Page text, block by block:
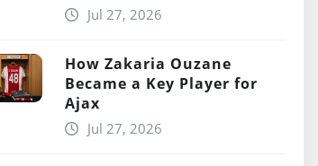
Jul 27, 2026
How Zakaria Ouzane
Became a Key Player for
Ajax
Jul 27, 2026